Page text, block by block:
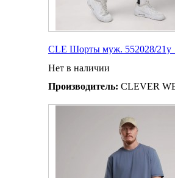
CLE Шорты муж. 552028/
Нет в наличии
Производитель: CLEVER